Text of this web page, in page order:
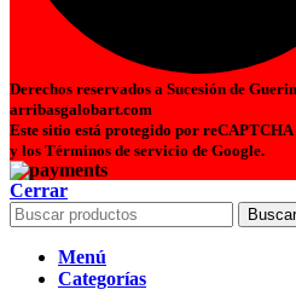
Derechos reservados a Sucesión de
arribasgalobart.com
Este sitio está protegido por
y los Términos de servicio de Google.
Cerrar
Menú
Categorías